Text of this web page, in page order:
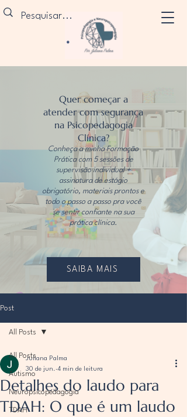
Quer começar a
atender com segurança
na Psicopedagogia
Clínica?
Conheça a minha Formação
Prática com 5 sessões de
supervisão individual +
assinatura de estágio
obrigatório, materiais prontos e
todo o passo a passo pra você
se sentir confiante na sua
prática clínica.
SAIBA MAIS
Post
All Posts
Autismo
Neuropsicopedagogia
TDAH
All Posts
Detalhes do laudo para
TDAH: O que é um laudo
Juliana Palma
30 de jun. 4 min de leitura